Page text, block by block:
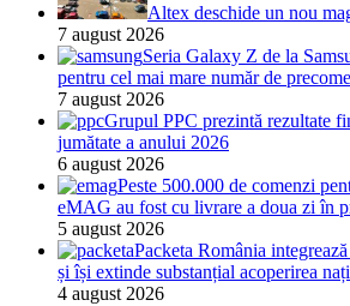
Altex deschide un nou
7 august 2026
Seria Galaxy Z de la
pentru cel mai mare număr de
7 august 2026
Grupul PPC prezintă rezultate
jumătate a anului 2026
6 august 2026
Peste 500.000 de comenzi
eMAG au fost cu livrare a doua zi în
5 august 2026
Packeta România
și își extinde substanțial acoperirea
4 august 2026